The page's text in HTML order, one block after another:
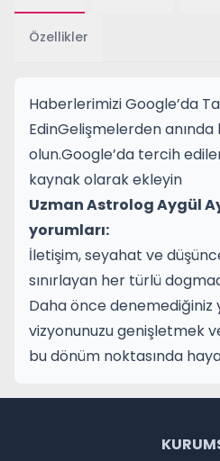
Özellikler
Haberlerimizi Google’da
EdinGelişmelerden
olun.Google’da tercih
kaynak olarak ekleyin
Uzman Astrolog Aygül
yorumları:
İletişim, seyahat ve
sınırlayan her türlü
Daha önce
vizyonunuzu genişletmek
bu dönüm noktasında